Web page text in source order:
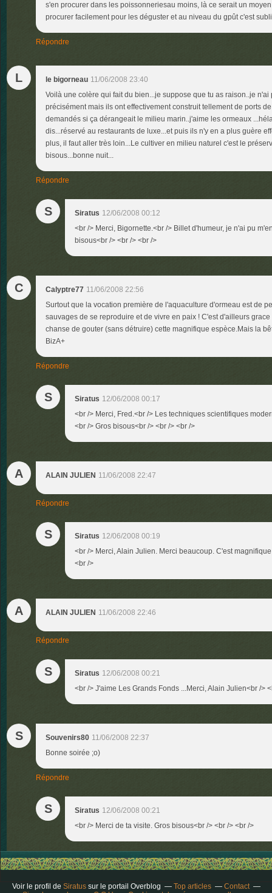
s'en procurer dans les poissonneriesau moins, là ce serait un
procurer facilement pour les déguster et au niveau du gpût c'est
Répondre
L le bigorneau 11/06/2008 23:40
Voilà une colère qui fait du bien...je suppose que tu as raison..je
précisément mais ils ont effectivement construit tellement de ports
demandés si ça dérangeait le milieu marin..j'aime les ormeaux
dis...réservé au restaurants de luxe...et puis ils n'y en a plus guère
plus, il faut aller très loin...Le cultiver en milieu naturel c'est le
bisous...bonne nuit...
Répondre
S Siratus 12/06/2008 00:12
<br /> Merci, Bigornette.<br /> Billet d'humeur, je n'ai pu
bisous<br /> <br /> <br />
C Calyptre77 11/06/2008 22:56
Surtout que la vocation première de l'aquaculture d'ormeau est de
sauvages de se reproduire et de vivre en paix ! C'est d'ailleurs
chanse de gouter (sans détruire) cette magnifique espèce.Mais la
BizA+
Répondre
S Siratus 12/06/2008 00:17
<br /> Merci, Fred.<br /> Les techniques scientifiques
<br /> Gros bisous<br /> <br /> <br />
A ALAIN JULIEN 11/06/2008 22:47
Répondre
S Siratus 12/06/2008 00:19
<br /> Merci, Alain Julien. Merci beaucoup. C'est
<br />
A ALAIN JULIEN 11/06/2008 22:46
Répondre
S Siratus 12/06/2008 00:21
<br /> J'aime Les Grands Fonds ...Merci, Alain Julien<br />
S Souvenirs80 11/06/2008 22:37
Bonne soirée ;o)
Répondre
S Siratus 12/06/2008 00:21
<br /> Merci de ta visite. Gros bisous<br /> <br /> <br />
Voir le profil de Siratussur le portail Overblog Top articles
Contact